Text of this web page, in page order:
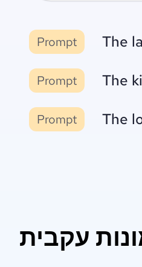
Prompt The
Prompt The
Prompt The
עקבית